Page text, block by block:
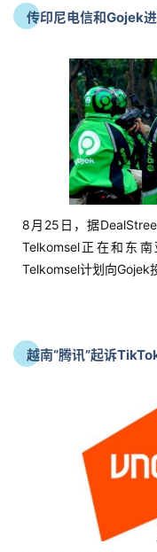
推
广
营
传印尼电信和Gojek
8月25日，据
Telkomsel正在和东
Telkomsel计划向Gojek
越南“腾讯”起诉